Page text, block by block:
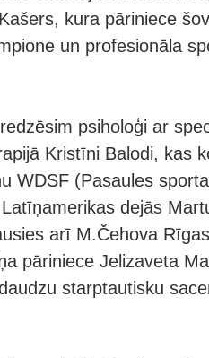
kura pāriniece
un profesionāla
psiholoģi ar
Kristīni Balodi, kas
WDSF (Pasaules
dejās
arī M.Čehova
pāriniece Jelizaveta
starptautisku